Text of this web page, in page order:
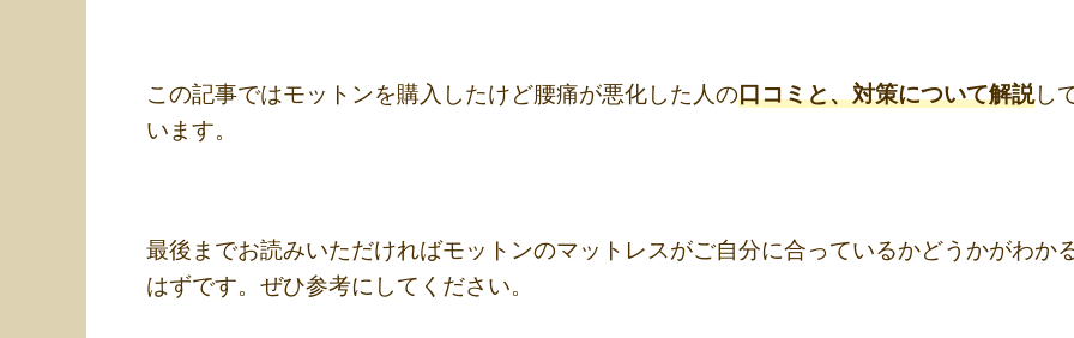
この記事ではモットンを購入したけど腰痛が悪化した人の口コミと、対策について解説し
います。
最後までお読みいただければモットンのマットレスがご自分に合っているかどうかがわか
はずです。ぜひ参考にしてください。